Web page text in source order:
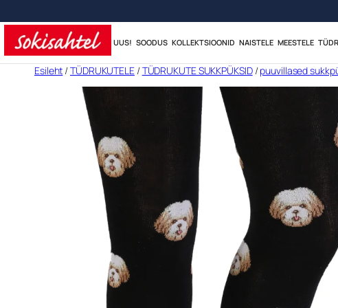
UUS! SOODUS KOLLEKTSIOONID NAISTELE MEESTELE
Esileht /TÜDRUKUTELE/TÜDRUKUTE SUKKPÜKSID/puuvillased